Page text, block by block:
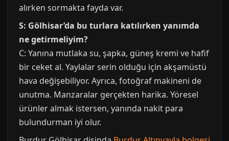
alırken sormakta fayda var.
S: Gölhisar’da bu turlara katılırken yanımda
ne getirmeliyim?
C: Yanına mutlaka su, şapka, güneş kremi ve hafif
bir ceket al. Yaylalar serin olduğu için akşamüstü
hava değişebiliyor. Ayrıca, fotoğraf makineni de
unutma. Manzaralar gerçekten harika. Yöresel
ürünler almak istersen, yanında nakit para
bulundurman iyi olur.